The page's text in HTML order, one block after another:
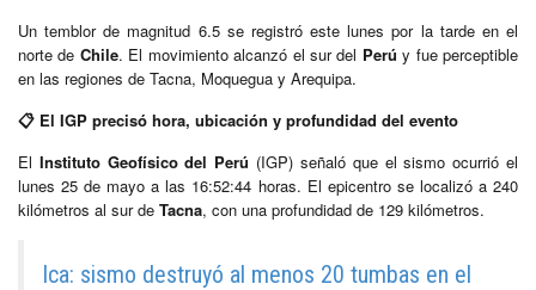
Un temblor de magnitud 6.5 se registró este lunes por la tarde en el
norte de Chile. El movimiento alcanzó el sur del Perú y fue perceptible
en las regiones de Tacna, Moquegua y Arequipa.
📋 El IGP precisó hora, ubicación y profundidad del evento
El Instituto Geofísico del Perú (IGP) señaló que el sismo ocurrió el
lunes 25 de mayo a las 16:52:44 horas. El epicentro se localizó a 240
kilómetros al sur de Tacna, con una profundidad de 129 kilómetros.
Ica: sismo destruyó al menos 20 tumbas en el